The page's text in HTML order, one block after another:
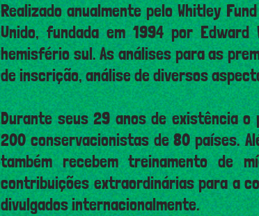
Realizado anualmente pelo Whitley
Unido, fundada em 1994 por
hemisfério sul. As análises para as
de inscrição, análise de diversos
Durante seus 29 anos de existência o
200 conservacionistas de 80 países.
também recebem treinamento de
contribuições extraordinárias para a
divulgados internacionalmente.